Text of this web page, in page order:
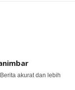
akurat dan lebih